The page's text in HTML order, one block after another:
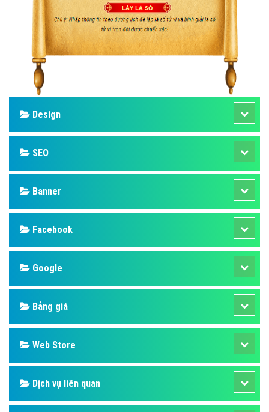
Design
SEO
Banner
Facebook
Google
Bảng giá
Web Store
Dịch vụ liên quan